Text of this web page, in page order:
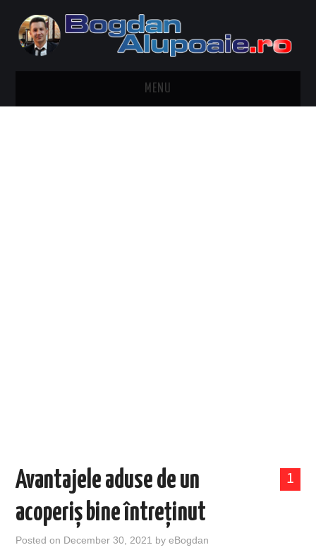
MENU
1
Avantajele aduse de un
acoperiș bine întreținut
Posted on December 30, 2021 byeBogdan